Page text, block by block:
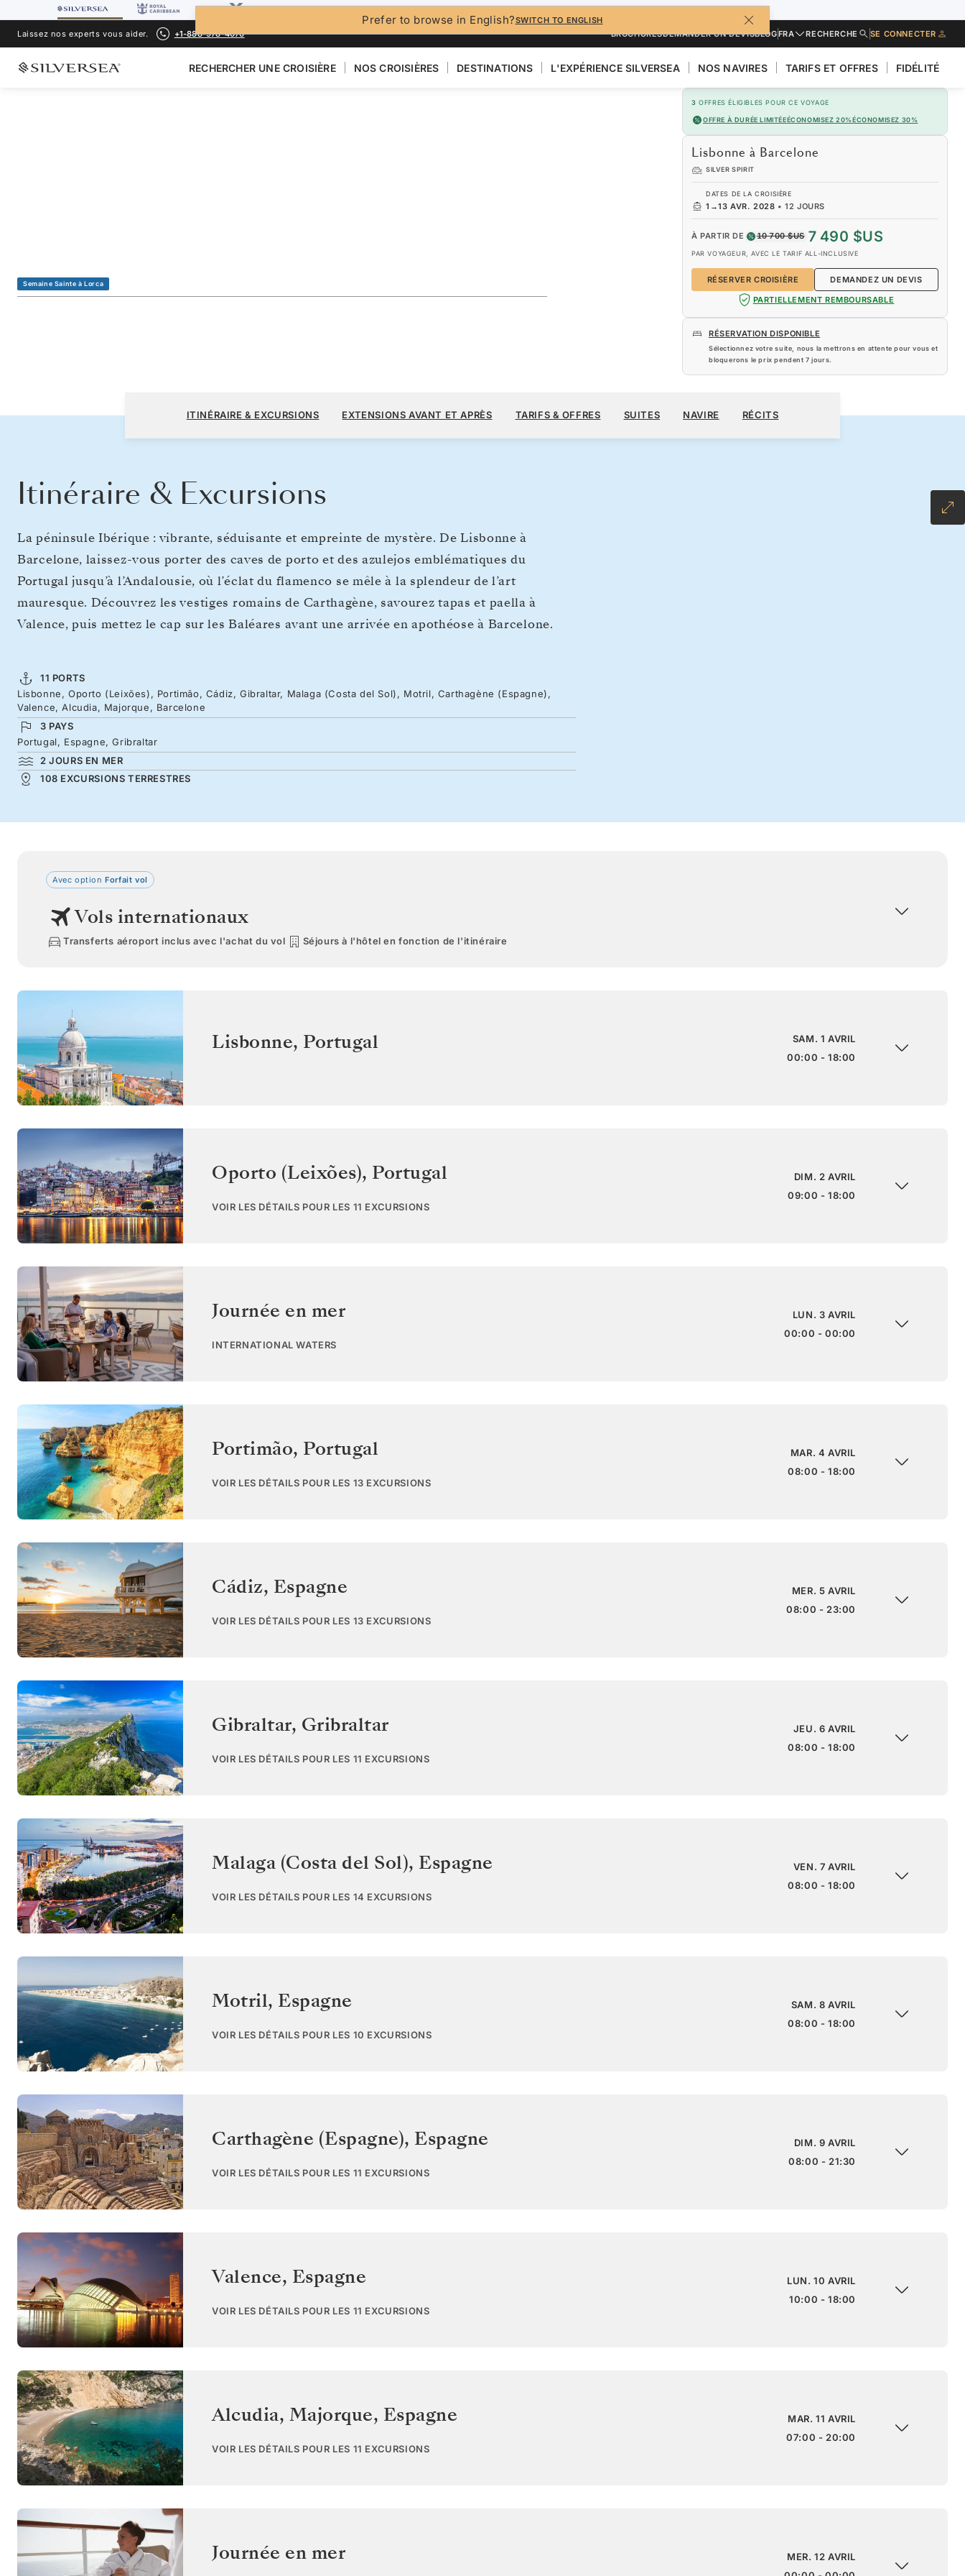
Prefer to browse in English?SWITCH TO ENGLISH
Laissez nos experts vous aider.
+1-888-978-4070 BROCHURESDEMANDER UN DEVISBLOGFRA RECHERCHE SE CONNECTER
RECHERCHER UNE CROISIÈRE NOS CROISIÈRES DESTINATIONS L'EXPÉRIENCE SILVERSEA NOS NAVIRES TARIFS ET OFFRES FIDÉLITÉ
Semaine Sainte à Lorca
3 OFFRES ÉLIGIBLES POUR CE VOYAGE
OFFRE À DURÉE LIMITÉEÉCONOMISEZ 20%ÉCONOMISEZ 30%
Lisbonne à Barcelone
SILVER SPIRIT
DATES DE LA CROISIÈRE
1 →13 AVR. 2028 •12 JOURS
À PARTIR DE 10 700 $US 7 490 $US
PAR VOYAGEUR, AVEC LE TARIF ALL-INCLUSIVE
RÉSERVER CROISIÈRE
DEMANDEZ UN DEVIS
PARTIELLEMENT REMBOURSABLE
RÉSERVATION DISPONIBLE
Sélectionnez votre suite, nous la mettrons en attente pour vous et
bloquerons le prix pendent7 jours.
Lisbonne à Barcelone
12 JOURS
PAR VOYAGEUR, AVEC LE TARIF ALL-INCLUSIVE
RÉSERVER CROISIÈRE
ITINÉRAIRE & EXCURSIONS EXTENSIONS AVANT ET APRÈS TARIFS & OFFRES SUITES NAVIRE RÉCITS
Itinéraire & Excursions
La péninsule Ibérique : vibrante, séduisante et empreinte de mystère. De Lisbonne à
Barcelone, laissez-vous porter des caves de porto et des azulejos emblématiques du
Portugal jusqu’à l’Andalousie, où l’éclat du flamenco se mêle à la splendeur de l’art
mauresque. Découvrez les vestiges romains de Carthagène, savourez tapas et paella à
Valence, puis mettez le cap sur les Baléares avant une arrivée en apothéose à Barcelone.
11 PORTS
Lisbonne, Oporto (Leixões), Portimão, Cádiz, Gibraltar, Malaga (Costa del Sol), Motril, Carthagène (Espagne),
Valence, Alcudia, Majorque, Barcelone
3 PAYS
Portugal, Espagne, Gribraltar
2 JOURS EN MER
108 EXCURSIONS TERRESTRES
Avec option Forfait vol
Vols internationaux
Transferts aéroport inclus avec l'achat du vol Séjours à l'hôtel en fonction de l'itinéraire
Lisbonne, Portugal
SAM. 1 AVRIL
00:00 - 18:00
Oporto (Leixões), Portugal
VOIR LES DÉTAILS POUR LES 11 EXCURSIONS
DIM. 2 AVRIL
09:00 - 18:00
Journée en mer
INTERNATIONAL WATERS
LUN. 3 AVRIL
00:00 - 00:00
Portimão, Portugal
VOIR LES DÉTAILS POUR LES 13 EXCURSIONS
MAR. 4 AVRIL
08:00 - 18:00
Cádiz, Espagne
VOIR LES DÉTAILS POUR LES 13 EXCURSIONS
MER. 5 AVRIL
08:00 - 23:00
Gibraltar, Gribraltar
VOIR LES DÉTAILS POUR LES 11 EXCURSIONS
JEU. 6 AVRIL
08:00 - 18:00
Malaga (Costa del Sol), Espagne
VOIR LES DÉTAILS POUR LES 14 EXCURSIONS
VEN. 7 AVRIL
08:00 - 18:00
Motril, Espagne
VOIR LES DÉTAILS POUR LES 10 EXCURSIONS
SAM. 8 AVRIL
08:00 - 18:00
Carthagène (Espagne), Espagne
VOIR LES DÉTAILS POUR LES 11 EXCURSIONS
DIM. 9 AVRIL
08:00 - 21:30
Valence, Espagne
VOIR LES DÉTAILS POUR LES 11 EXCURSIONS
LUN. 10 AVRIL
10:00 - 18:00
Alcudia, Majorque, Espagne
VOIR LES DÉTAILS POUR LES 11 EXCURSIONS
MAR. 11 AVRIL
07:00 - 20:00
Journée en mer
MER. 12 AVRIL